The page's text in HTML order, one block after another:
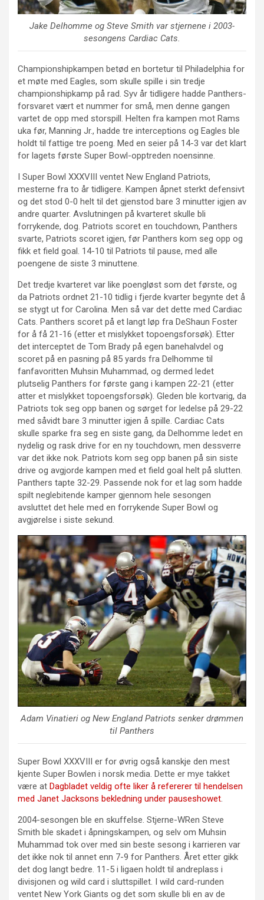
Jake Delhomme og Steve Smith var stjernene i 2003-
sesongens Cardiac Cats.
Championshipkampen betød en bortetur til Philadelphia for
et møte med Eagles, som skulle spille i sin tredje
championshipkamp på rad. Syv år tidligere hadde Panthers-
forsvaret vært et nummer for små, men denne gangen
vartet de opp med storspill. Helten fra kampen mot Rams
uka før, Manning Jr., hadde tre interceptions og Eagles ble
holdt til fattige tre poeng. Med en seier på 14-3 var det klart
for lagets første Super Bowl-opptreden noensinne.
I Super Bowl XXXVIII ventet New England Patriots,
mesterne fra to år tidligere. Kampen åpnet sterkt defensivt
og det stod 0-0 helt til det gjenstod bare 3 minutter igjen av
andre quarter. Avslutningen på kvarteret skulle bli
forrykende, dog. Patriots scoret en touchdown, Panthers
svarte, Patriots scoret igjen, før Panthers kom seg opp og
fikk et field goal. 14-10 til Patriots til pause, med alle
poengene de siste 3 minuttene.
Det tredje kvarteret var like poengløst som det første, og
da Patriots ordnet 21-10 tidlig i fjerde kvarter begynte det å
se stygt ut for Carolina. Men så var det dette med Cardiac
Cats. Panthers scoret på et langt løp fra DeShaun Foster
for å få 21-16 (etter et mislykket topoengsforsøk). Etter
det interceptet de Tom Brady på egen banehalvdel og
scoret på en pasning på 85 yards fra Delhomme til
fanfavoritten Muhsin Muhammad, og dermed ledet
plutselig Panthers for første gang i kampen 22-21 (etter
atter et mislykket topoengsforsøk). Gleden ble kortvarig, da
Patriots tok seg opp banen og sørget for ledelse på 29-22
med såvidt bare 3 minutter igjen å spille. Cardiac Cats
skulle sparke fra seg en siste gang, da Delhomme ledet en
nydelig og rask drive for en ny touchdown, men dessverre
var det ikke nok. Patriots kom seg opp banen på sin siste
drive og avgjorde kampen med et field goal helt på slutten.
Panthers tapte 32-29. Passende nok for et lag som hadde
spilt neglebitende kamper gjennom hele sesongen
avsluttet det hele med en forrykende Super Bowl og
avgjørelse i siste sekund.
Adam Vinatieri og New England Patriots senker drømmen
til Panthers
Super Bowl XXXVIII er for øvrig også kanskje den mest
kjente Super Bowlen i norsk media. Dette er mye takket
være at Dagbladet veldig ofte liker å refererer til hendelsen
med Janet Jacksons bekledning under pauseshowet.
2004-sesongen ble en skuffelse. Stjerne-WRen Steve
Smith ble skadet i åpningskampen, og selv om Muhsin
Muhammad tok over med sin beste sesong i karrieren var
det ikke nok til annet enn 7-9 for Panthers. Året etter gikk
det dog langt bedre. 11-5 i ligaen holdt til andreplass i
divisjonen og wild card i sluttspillet. I wild card-runden
ventet New York Giants og det som skulle bli en av de